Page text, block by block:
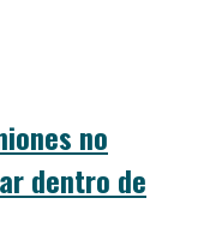
no
dentro de